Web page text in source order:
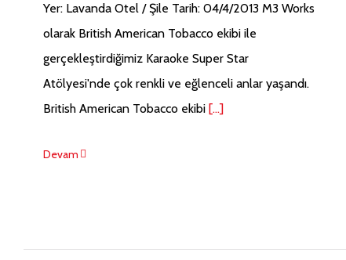
Yer: Lavanda Otel / Şile Tarih: 04/4/2013 M3 Works
olarak British American Tobacco ekibi ile
gerçekleştirdiğimiz Karaoke Super Star
Atölyesi'nde çok renkli ve eğlenceli anlar yaşandı.
British American Tobacco ekibi [...]
Devam